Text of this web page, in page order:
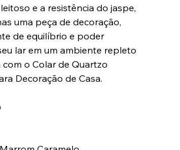
e a resistência do jaspe,
uma peça de decoração,
de equilíbrio e poder
lar em um ambiente repleto
o Colar de Quartzo
Decoração de Casa.